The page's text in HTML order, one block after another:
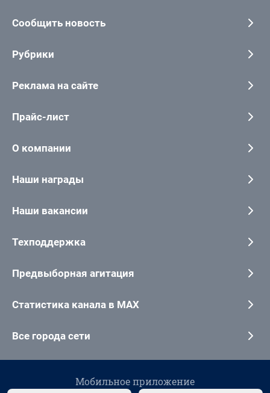
Сообщить новость
Рубрики
Реклама на сайте
Прайс-лист
О компании
Наши награды
Наши вакансии
Техподдержка
Предвыборная агитация
Статистика канала в MAX
Все города сети
Мобильное приложение